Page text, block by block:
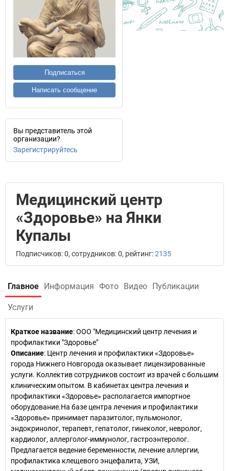
Подписаться
Написать сообщение
Вы представитель этой
организации?
Зарегистрируйтесь
Медицинский центр
«Здоровье» на Янки
Купалы
Подписчиков: 0, сотрудников: 0, рейтинг:2135
Главное Информация Фото Видео Публикации
Услуги
Краткое название:ООО "Медицинский центр лечения и
профилактики "Здоровье"
Описание: Центр лечения и профилактики «Здоровье»
города Нижнего Новгорода оказывает лицензированные
услуги. Коллектив сотрудников состоит из врачей с большим
клиническим опытом. В кабинетах центра лечения и
профилактики «Здоровье» располагается импортное
оборудование.На базе центра лечения и профилактики
«Здоровье» принимает паразитолог, пульмонолог,
эндокринолог, терапевт, гепатолог, гинеколог, невролог,
кардиолог, аллерголог-иммунолог, гастроэнтеролог.
Предлагается ведение беременности, лечение аллергии,
профилактика клещевого энцефалита, УЗИ,